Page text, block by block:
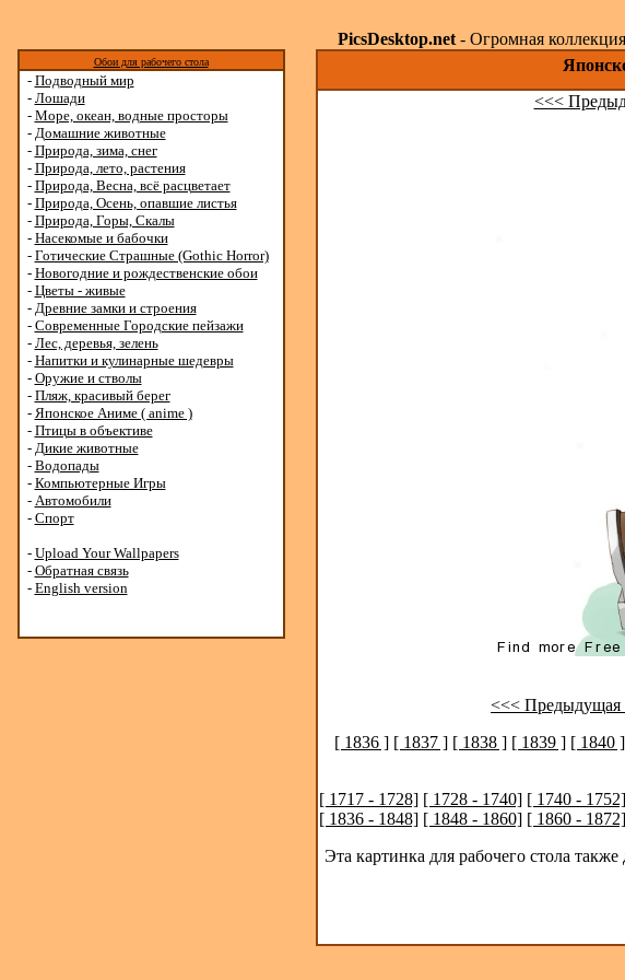
PicsDesktop.net- Огромная коллекция
Обои для рабочего стола
- Подводный мир
- Лошади
- Море, океан, водные просторы
- Домашние животные
- Природа, зима, снег
- Природа, лето, растения
- Природа, Весна, всё расцветает
- Природа, Осень, опавшие листья
- Природа, Горы, Скалы
- Насекомые и бабочки
- Готические Страшные (Gothic Horror)
- Новогодние и рождественские обои
- Цветы - живые
- Древние замки и строения
- Современные Городские пейзажи
- Лес, деревья, зелень
- Напитки и кулинарные шедевры
- Оружие и стволы
- Пляж, красивый берег
- Японское Аниме ( anime )
- Птицы в объективе
- Дикие животные
- Водопады
- Компьютерные Игры
- Автомобили
- Спорт
- Upload Your Wallpapers
- Обратная связь
- English version
<<<
<<< Предыдущая
[ 1836 ] [ 1837 ] [ 1838 ] [ 1839 ] [ 1840 ]
[ 1717 - 1728] [ 1728 - 1740] [ 1740 - 1752]
[ 1836 - 1848] [ 1848 - 1860] [ 1860 - 1872]
Эта картинка для рабочего стола